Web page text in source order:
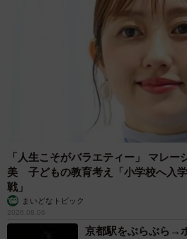
「人生こそがバラエティー」 マレー
美 子どもの教育考え「小学校へ入
戦」
まいどなトピック
2026.08.06
京都駅をぶらぶら→